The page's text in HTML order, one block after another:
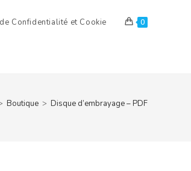
Confidentialité et Cookie 0
Boutique > Disque d’embrayage – PDF